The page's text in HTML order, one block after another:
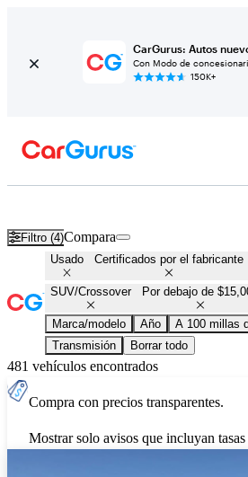
CarGurus: Autos
Con Modo de
150K+
Filtro (4)Compara
Usado Certificados por el fabricante
SUV/Crossover Por debajo de
Marca/modelo Año A 100 millas
Transmisión
Borrar todo
481 vehículos encontrados
Compra con precios transparentes.
Mostrar solo avisos que incluyan